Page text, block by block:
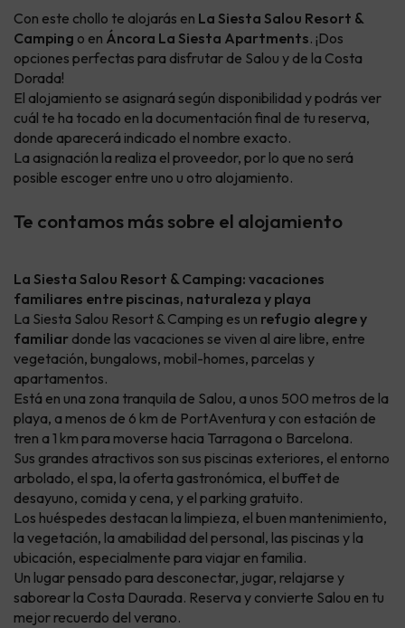
Con este chollo te alojarás en La Siesta Salou Resort &
Camping o en Áncora La Siesta Apartments. ¡Dos
opciones perfectas para disfrutar de Salou y de la Costa
Dorada!
El alojamiento se asignará según disponibilidad y podrás ver
cuál te ha tocado en la documentación final de tu reserva,
donde aparecerá indicado el nombre exacto.
La asignación la realiza el proveedor, por lo que no será
posible escoger entre uno u otro alojamiento.
Te contamos más sobre el alojamiento
La Siesta Salou Resort & Camping: vacaciones
familiares entre piscinas, naturaleza y playa
La Siesta Salou Resort & Camping es un refugio alegre y
familiar donde las vacaciones se viven al aire libre, entre
vegetación, bungalows, mobil-homes, parcelas y
apartamentos.
Está en una zona tranquila de Salou, a unos 500 metros de la
playa, a menos de 6 km de PortAventura y con estación de
tren a 1 km para moverse hacia Tarragona o Barcelona.
Sus grandes atractivos son sus piscinas exteriores, el entorno
arbolado, el spa, la oferta gastronómica, el buffet de
desayuno, comida y cena, y el parking gratuito.
Los huéspedes destacan la limpieza, el buen mantenimiento,
la vegetación, la amabilidad del personal, las piscinas y la
ubicación, especialmente para viajar en familia.
Un lugar pensado para desconectar, jugar, relajarse y
saborear la Costa Daurada. Reserva y convierte Salou en tu
mejor recuerdo del verano.